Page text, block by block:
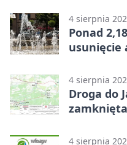
4 sierpnia
Ponad
usunięcie
4 sierpnia
Droga do
4 sierpnia